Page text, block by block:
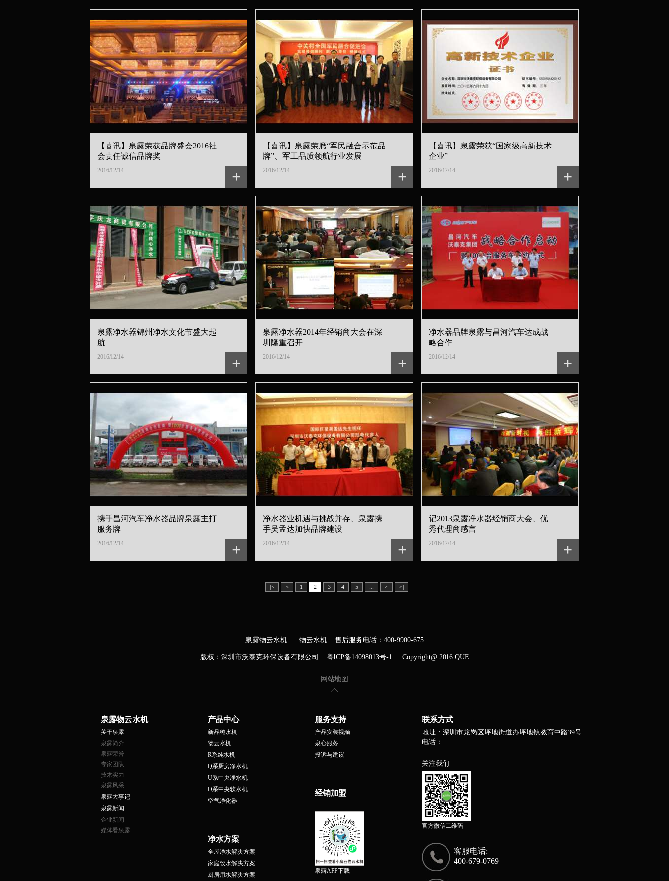
【喜讯】泉露荣获品牌盛会2016社
会责任诚信品牌奖
2016/12/14 +
【喜讯】泉露荣膺“军民融合示范品
牌”、军工品质领航行业发展
2016/12/14 +
【喜讯】泉露荣获“国家级高新技术
企业”
2016/12/14 +
泉露净水器锦州净水文化节盛大起
航
2016/12/14 +
泉露净水器2014年经销商大会在深
圳隆重召开
2016/12/14 +
净水器品牌泉露与昌河汽车达成战
略合作
2016/12/14 +
携手昌河汽车净水器品牌泉露主打
服务牌
2016/12/14 +
净水器业机遇与挑战并存、泉露携
手吴孟达加快品牌建设
2016/12/14 +
记2013泉露净水器经销商大会、优
秀代理商感言
2016/12/14 +
|< < 1 2 3 4 5 ... > >|
泉露物云水机 物云水机 售后服务电话： 400-9900-675
版权：深圳市沃泰克环保设备有限公司 粤ICP备14098013号-1 Copyright@ 2016 QUE
网站地图
泉露物云水机
关于泉露
泉露简介
泉露荣誉
专家团队
技术实力
泉露风采
泉露大事记
泉露新闻
企业新闻
媒体看泉露
产品中心
新品纯水机
物云水机
R系纯水机
Q系厨房净水机
U系中央净水机
O系中央软水机
空气净化器
净水方案
全屋净水解决方案
家庭饮水解决方案
厨房用水解决方案
服务支持
产品安装视频
泉心服务
投诉与建议
经销加盟
泉露APP下载
联系方式
地址：深圳市龙岗区坪地街道办坪地镇教育中路39号
电话：
关注我们
官方微信二维码
客服电话:
400-679-0769